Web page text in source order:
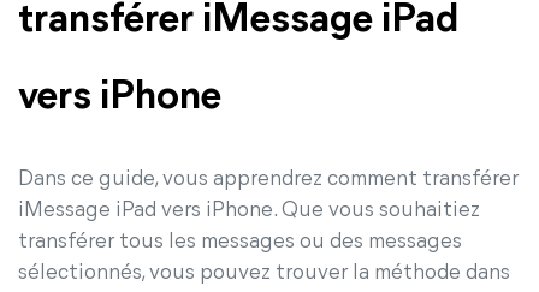
transférer iMessage iPad
vers iPhone
Dans ce guide, vous apprendrez comment transférer
iMessage iPad vers iPhone. Que vous souhaitiez
transférer tous les messages ou des messages
sélectionnés, vous pouvez trouver la méthode dans